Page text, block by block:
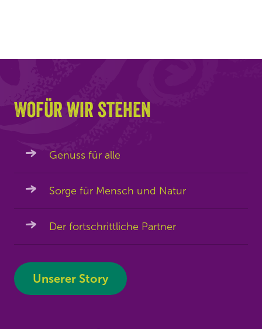
Wofür wir stehen
Genuss für alle
Sorge für Mensch und Natur
Der fortschrittliche Partner
Unserer Story